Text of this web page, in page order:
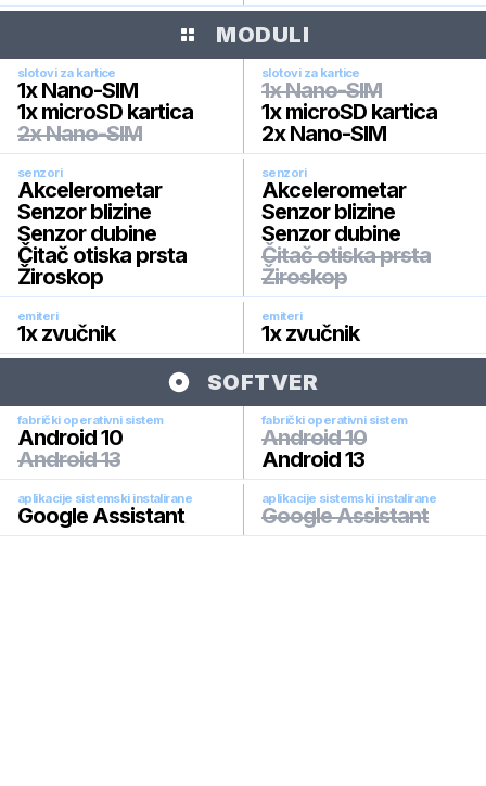
MODULI
slotovi za kartice
1x Nano-SIM
1x microSD kartica
2x Nano-SIM
slotovi za kartice
1x Nano-SIM
1x microSD kartica
2x Nano-SIM
senzori
Akcelerometar
Senzor blizine
Senzor dubine
Čitač otiska prsta
Žiroskop
senzori
Akcelerometar
Senzor blizine
Senzor dubine
Čitač otiska prsta
Žiroskop
emiteri
1x zvučnik
emiteri
1x zvučnik
SOFTVER
fabrički operativni sistem
Android 10
Android 13
fabrički operativni sistem
Android 10
Android 13
aplikacije sistemski instalirane
Google Assistant
aplikacije sistemski instalirane
Google Assistant